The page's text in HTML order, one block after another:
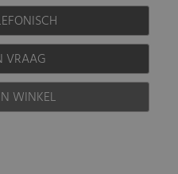
VRAAG
WINKEL